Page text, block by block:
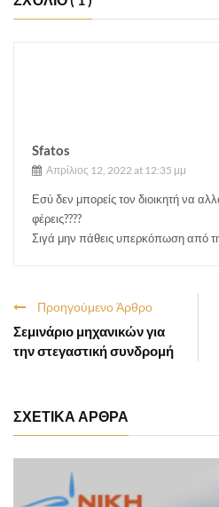
Sfatos
Απρίλιος 12, 2022 at 12:35 μμ
Εσύ δεν μπορείς τον διοικητή να
φέρεις????
Σιγά μην πάθεις υπερκόπωση από
Προηγούμενο Άρθρο
Σεμινάριο μηχανικών για
την στεγαστική συνδρομή
ΣΧΕΤΙΚΑ ΑΡΘΡΑ